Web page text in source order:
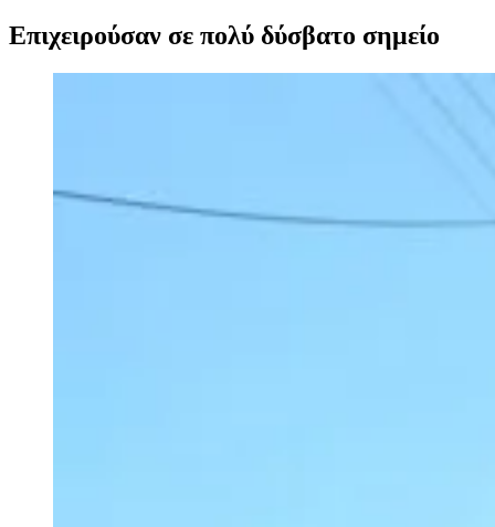
Επιχειρούσαν σε πολύ δύσβατο σημείο